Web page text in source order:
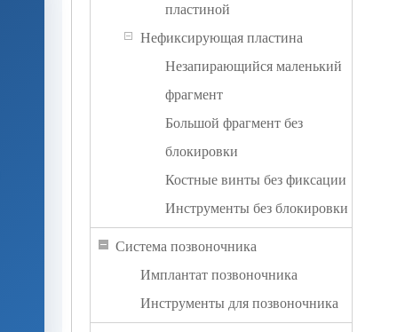
пластиной
Нефиксирующая пластина
Незапирающийся маленький
фрагмент
Большой фрагмент без
блокировки
Костные винты без фиксации
Инструменты без блокировки
Система позвоночника
Имплантат позвоночника
Инструменты для позвоночника